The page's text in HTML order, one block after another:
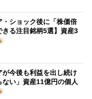
・ショック後に「株価倍
きる注目銘柄5選】資産3
が今後も利益を出し続け
ない」資産11億円の個人